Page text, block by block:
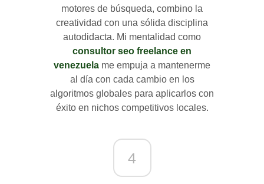
motores de búsqueda, combino la
creatividad con una sólida disciplina
autodidacta. Mi mentalidad como
consultor seo freelance en
venezuela me empuja a mantenerme
al día con cada cambio en los
algoritmos globales para aplicarlos con
éxito en nichos competitivos locales.
4